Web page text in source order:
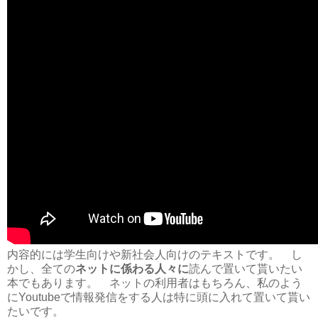
内容的には学生向けや新社会人向けのテキストです。 し
かし、全てのネットに係わる人々に読んで置いて貰いたい
本でもあります。 ネットの利用者はもちろん、私のよう
にYoutubeで情報発信をする人は特に頭に入れて置いて貰い
たいです。